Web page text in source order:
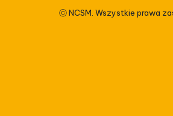
ⓒ NCSM. Wszystkie prawa